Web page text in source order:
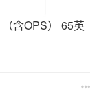
含OPS） 65英